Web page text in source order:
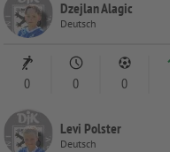
Dzejlan Alagic
Deutsch
0 0 0
Levi Polster
Deutsch